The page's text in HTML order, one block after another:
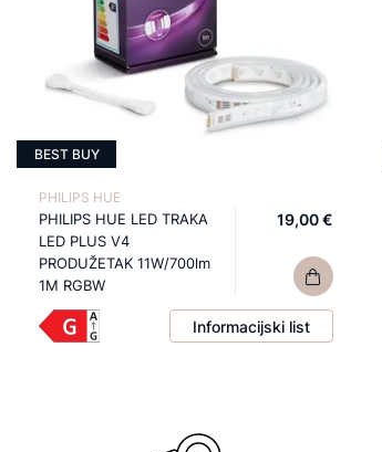
BEST BUY
PHILIPS HUE
PHILIPS HUE LED TRAKA
LED PLUS V4
PRODUŽETAK 11W/700lm
1M RGBW
19,00 €
Informacijski list